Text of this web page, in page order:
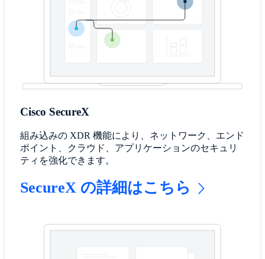
Cisco SecureX
組み込みの XDR 機能により、ネットワーク、エンド
ポイント、クラウド、アプリケーションのセキュリ
ティを強化できます。
SecureX の詳細はこちら